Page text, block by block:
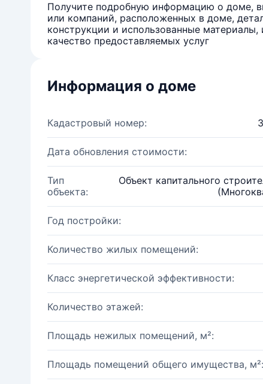
Получите подробную информацию о доме,
или компаний, расположенных в доме,
конструкции и использованные
качество предоставляемых услуг
Информация о доме
Кадастровый номер:
Дата обновления стоимости:
Тип
объекта:
Объект капитального
Год постройки:
Количество жилых помещений:
Класс энергетической эффективности:
Количество этажей:
Площадь нежилых помещений, м²:
Площадь помещений общего имущества, м²: